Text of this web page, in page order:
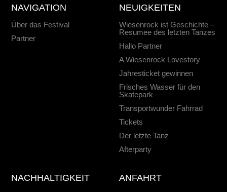
NAVIGATION
Über das Festival
Partner
NEUIGKEITEN
Wiesenrock ist Geschichte –
Resumee des letzten Tanzes
Hallo Partner
A Wiesenrock Lovestory
Jahresticket gewinnen
Frisches Wasser für den
Skatepark
Transportwunder Fahrrad
Tickets
Der letzte Tanz
Afterparty
NACHHALTIGKEIT ANFAHRT